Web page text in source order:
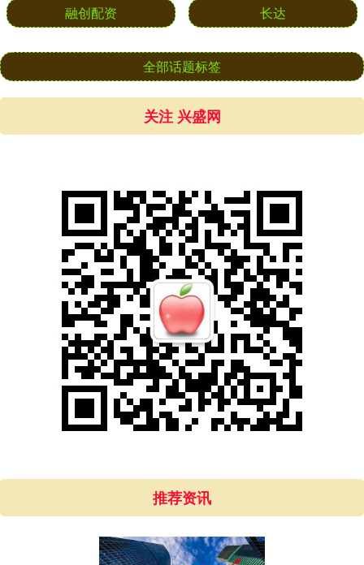
融创配资 长达
全部话题标签
关注 兴盛网
推荐资讯